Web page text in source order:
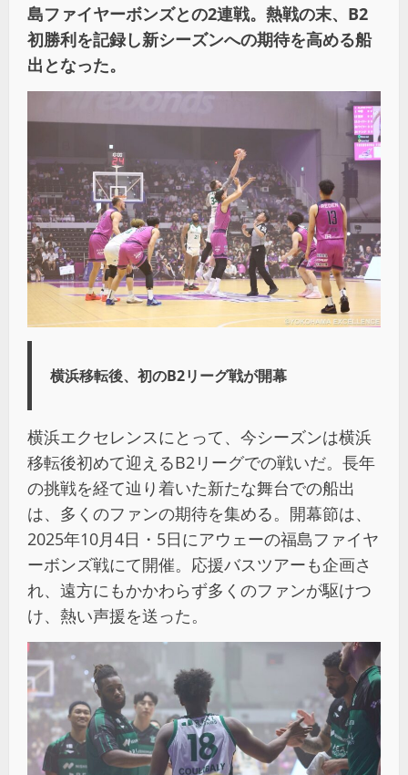
島ファイヤーボンズとの2連戦。熱戦の末、B2
初勝利を記録し新シーズンへの期待を高める船
出となった。
横浜移転後、初のB2リーグ戦が開幕
横浜エクセレンスにとって、今シーズンは横浜
移転後初めて迎えるB2リーグでの戦いだ。長年
の挑戦を経て辿り着いた新たな舞台での船出
は、多くのファンの期待を集める。開幕節は、
2025年10月4日・5日にアウェーの福島ファイヤ
ーボンズ戦にて開催。応援バスツアーも企画さ
れ、遠方にもかかわらず多くのファンが駆けつ
け、熱い声援を送った。